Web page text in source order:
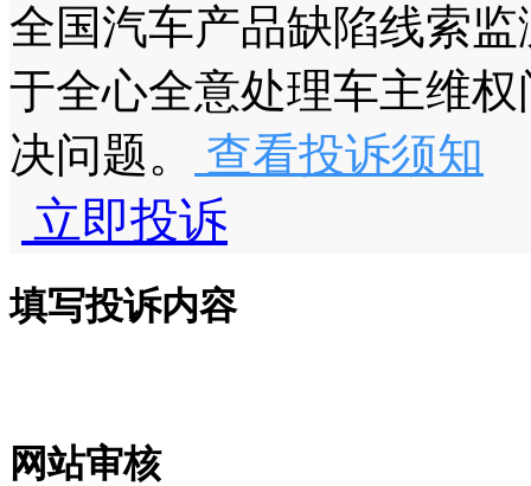
全国汽车产品缺陷线索
于全心全意处理车主维
决问题。
查看投诉须知
立即投诉
填写投诉内容
网站审核